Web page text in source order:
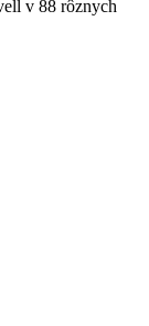
v 88 rôznych